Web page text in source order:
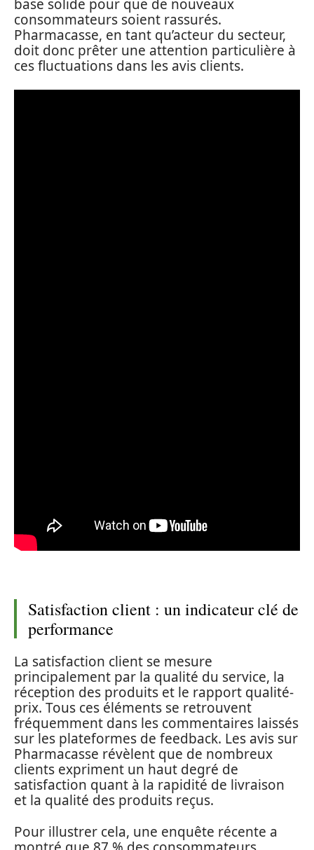
base solide pour que de nouveaux
consommateurs soient rassurés.
Pharmacasse, en tant qu’acteur du secteur,
doit donc prêter une attention particulière à
ces fluctuations dans les avis clients.
Satisfaction client : un indicateur clé de
performance
La satisfaction client se mesure
principalement par la qualité du service, la
réception des produits et le rapport qualité-
prix. Tous ces éléments se retrouvent
fréquemment dans les commentaires laissés
sur les plateformes de feedback. Les avis sur
Pharmacasse révèlent que de nombreux
clients expriment un haut degré de
satisfaction quant à la rapidité de livraison
et la qualité des produits reçus.
Pour illustrer cela, une enquête récente a